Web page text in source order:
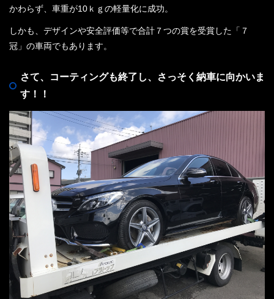
かわらず、車重が10ｋｇの軽量化に成功。
しかも、デザインや安全評価等で合計７つの賞を受賞した「７
冠」の車両でもあります。
さて、コーティングも終了し、さっそく納車に向かいま
す！！